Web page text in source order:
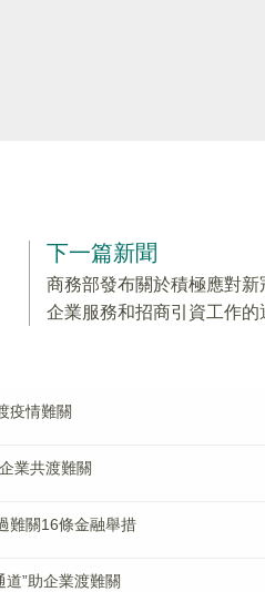
下一篇新聞
商務部發布關於積極應對
企業服務和招商引資工作的
疫情難關
業共渡難關
難關16條金融舉措
道”助企業渡難關